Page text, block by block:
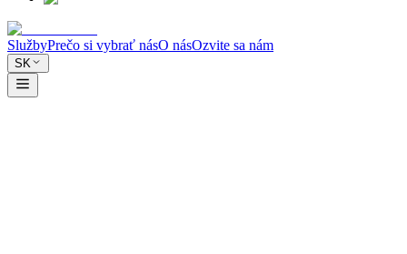
SlužbyPrečo si vybrať násO násOzvite sa nám
SK